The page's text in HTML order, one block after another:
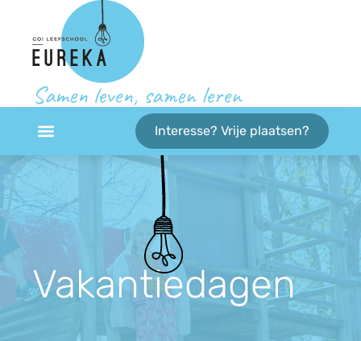
Samen leven, samen leren
Interesse? Vrije plaatsen?
Vakantiedagen